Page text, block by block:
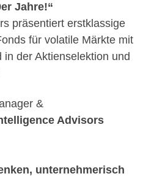
Jahre!“
präsentiert erstklassige
für volatile Märkte mit
der Aktienselektion und
&
Advisors
unternehmerisch